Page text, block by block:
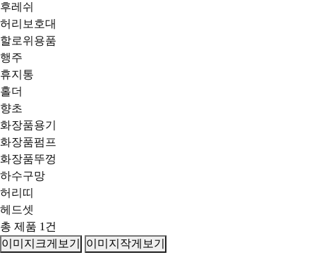
후레쉬
허리보호대
할로위용품
행주
휴지통
홀더
향초
화장품용기
화장품펌프
화장품뚜껑
하수구망
허리띠
헤드셋
총 제품 1 건
이미지크게보기
이미지작게보기